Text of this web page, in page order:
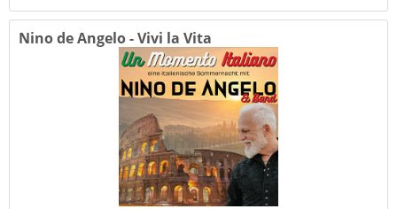
Nino de Angelo - Vivi la Vita